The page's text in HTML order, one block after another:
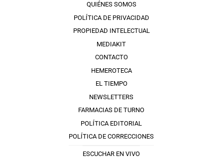
QUIÉNES SOMOS
POLÍTICA DE PRIVACIDAD
PROPIEDAD INTELECTUAL
MEDIAKIT
CONTACTO
HEMEROTECA
EL TIEMPO
NEWSLETTERS
FARMACIAS DE TURNO
POLÍTICA EDITORIAL
POLÍTICA DE CORRECCIONES
ESCUCHAR EN VIVO